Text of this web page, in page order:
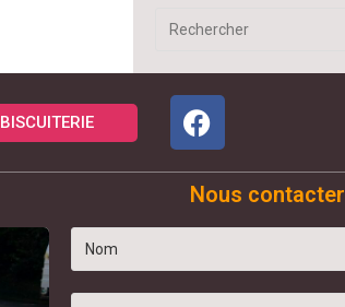
BISCUITERIE
Nous contacter